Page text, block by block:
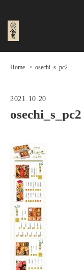
Home osechi_s_pc2
2021.10.20
osechi_s_pc2